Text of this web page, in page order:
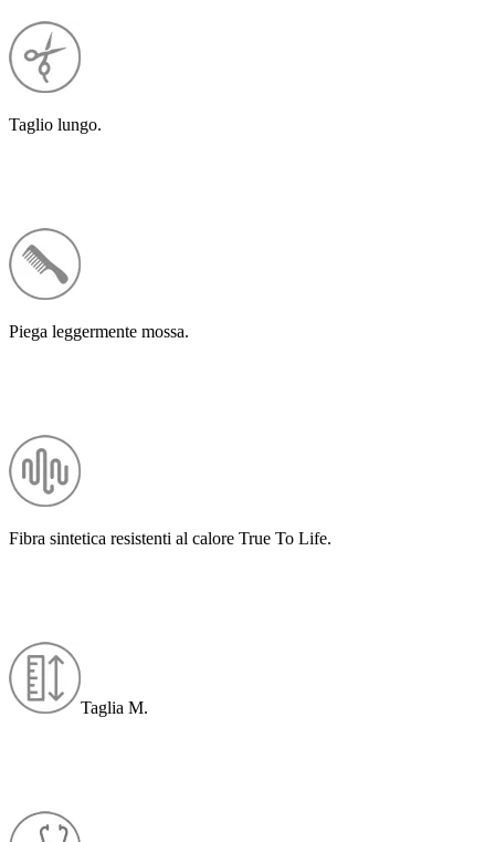
Taglio lungo.
Piega leggermente mossa.
Fibra sintetica resistenti al calore True To Life.
Taglia M.